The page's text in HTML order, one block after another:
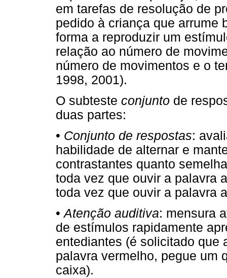
em tarefas de resolução de
pedido à criança que arrume
forma a reproduzir um
relação ao número de
número de movimentos e o
1998, 2001).
O subteste conjunto de
duas partes:
• Conjunto de respostas:
habilidade de alternar e
contrastantes quanto
toda vez que ouvir a palavra
toda vez que ouvir a palavra
•Atenção auditiva: mensura
de estímulos rapidamente
entediantes (é solicitado que
palavra vermelho, pegue um
caixa).